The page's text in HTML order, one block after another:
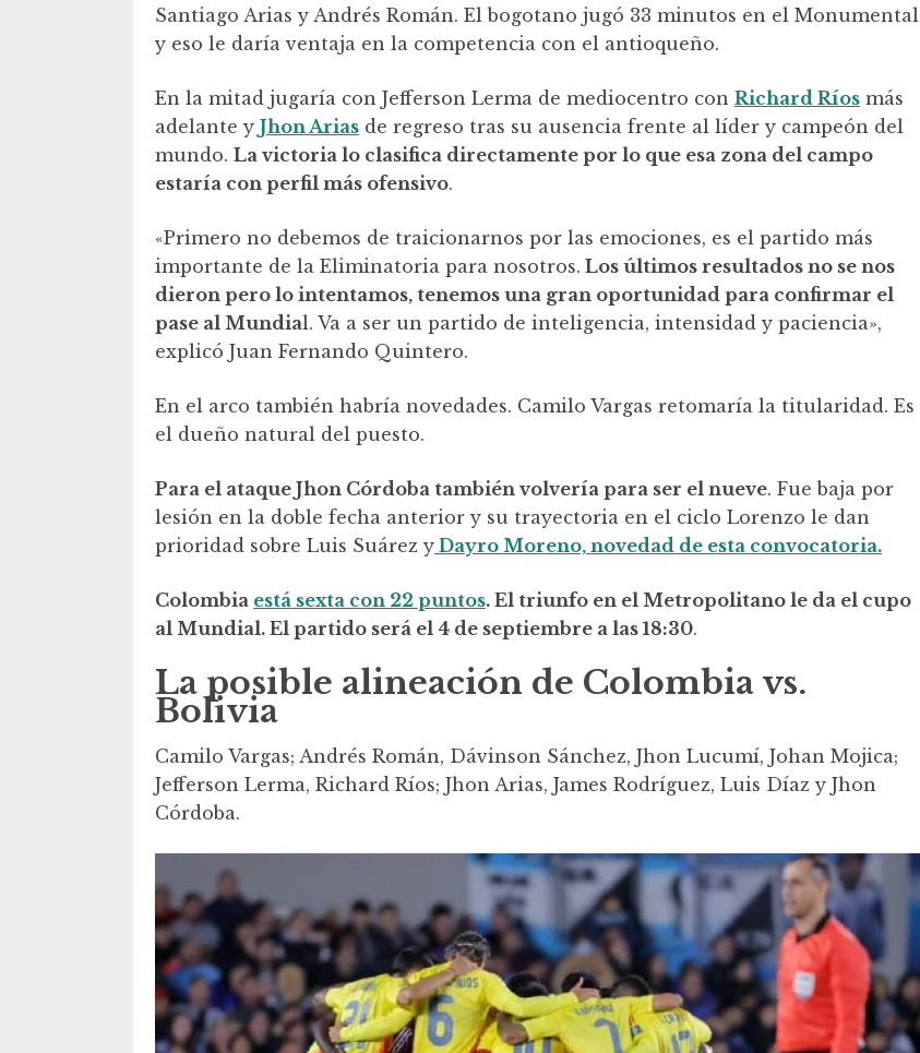
Santiago Arias y Andrés Román. El bogotano jugó 33 minutos en el Monumental
y eso le daría ventaja en la competencia con el antioqueño.
En la mitad jugaría con Jefferson Lerma de mediocentro con Richard Ríos más
adelante y Jhon Arias de regreso tras su ausencia frente al líder y campeón del
mundo. La victoria lo clasifica directamente por lo que esa zona del campo
estaría con perfil más ofensivo.
«Primero no debemos de traicionarnos por las emociones, es el partido más
importante de la Eliminatoria para nosotros. Los últimos resultados no se nos
dieron pero lo intentamos, tenemos una gran oportunidad para confirmar el
pase al Mundial. Va a ser un partido de inteligencia, intensidad y paciencia»,
explicó Juan Fernando Quintero.
En el arco también habría novedades. Camilo Vargas retomaría la titularidad. Es
el dueño natural del puesto.
Para el ataque Jhon Córdoba también volvería para ser el nueve. Fue baja por
lesión en la doble fecha anterior y su trayectoria en el ciclo Lorenzo le dan
prioridad sobre Luis Suárez y Dayro Moreno, novedad de esta convocatoria.
Colombia está sexta con 22 puntos. El triunfo en el Metropolitano le da el cupo
al Mundial. El partido será el 4 de septiembre a las 18:30.
La posible alineación de Colombia vs.
Bolivia
Camilo Vargas; Andrés Román, Dávinson Sánchez, Jhon Lucumí, Johan Mojica;
Jefferson Lerma, Richard Ríos; Jhon Arias, James Rodríguez, Luis Díaz y Jhon
Córdoba.